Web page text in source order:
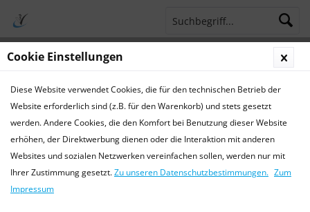
Terminsprechstunde Service Hotline 04421 773770
Aktuelles
Aktuelles
Cookie Einstellungen
Diese Website verwendet Cookies, die für den technischen Betrieb der
Website erforderlich sind (z.B. für den Warenkorb) und stets gesetzt
werden. Andere Cookies, die den Komfort bei Benutzung dieser Website
erhöhen, der Direktwerbung dienen oder die Interaktion mit anderen
Websites und sozialen Netzwerken vereinfachen sollen, werden nur mit
Ihrer Zustimmung gesetzt.Zu unseren Datenschutzbestimmungen. Zum
Impressum